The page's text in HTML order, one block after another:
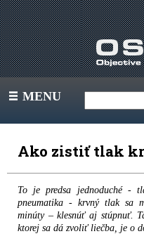
III MENU
Ako zistiť tlak
To je predsa jednoduché -
pneumatika - krvný tlak sa
minúty – klesnúť aj stúpnuť.
ktorej sa dá zvoliť liečba, je o